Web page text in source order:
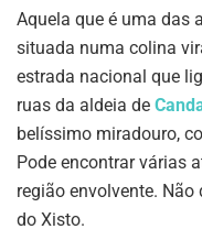
Aquela que é uma das
situada numa colina
estrada nacional que
ruas da aldeia de
belíssimo miradouro,
Pode encontrar várias
região envolvente.
do Xisto.